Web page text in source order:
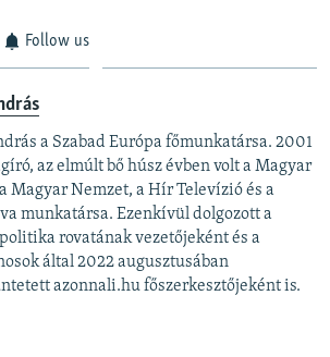
Follow us
a Szabad Európa főmunkatársa. 2001
az elmúlt bő húsz évben volt a Magyar
Magyar Nemzet, a Hír Televízió és a
munkatársa. Ezenkívül dolgozott a
rovatának vezetőjeként és a
által 2022 augusztusában
azonnali.hu főszerkesztőjeként is.